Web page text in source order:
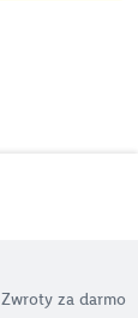
Zwroty za darmo